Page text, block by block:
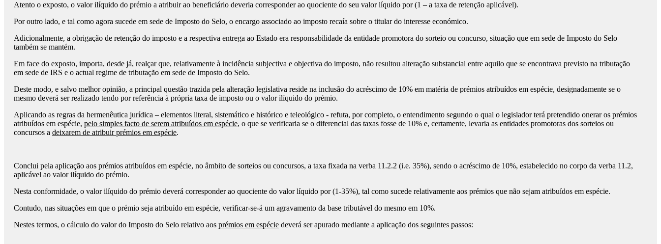
Atento o exposto, o valor ilíquido do prémio a atribuir ao beneficiário deveria corresponder ao quociente do seu valor líquido por (1 – a taxa de retenção aplicável).
Por outro lado, e tal como agora sucede em sede de Imposto do Selo, o encargo associado ao imposto recaía sobre o titular do interesse económico.
Adicionalmente, a obrigação de retenção do imposto e a respectiva entrega ao Estado era responsabilidade da entidade promotora do sorteio ou concurso, situação que em sede de Imposto do Selo
também se mantém.
Em face do exposto, importa, desde já, realçar que, relativamente à incidência subjectiva e objectiva do imposto, não resultou alteração substancial entre aquilo que se encontrava previsto na tributação
em sede de IRS e o actual regime de tributação em sede de Imposto do Selo.
Deste modo, e salvo melhor opinião, a principal questão trazida pela alteração legislativa reside na inclusão do acréscimo de 10% em matéria de prémios atribuídos em espécie, designadamente se o
mesmo deverá ser realizado tendo por referência à própria taxa de imposto ou o valor ilíquido do prémio.
Aplicando as regras da hermenêutica jurídica – elementos literal, sistemático e histórico e teleológico - refuta, por completo, o entendimento segundo o qual o legislador terá pretendido onerar os prémios
atribuídos em espécie, pelo simples facto de serem atribuídos em espécie, o que se verificaria se o diferencial das taxas fosse de 10% e, certamente, levaria as entidades promotoras dos sorteios ou
concursos a deixarem de atribuir prémios em espécie.
Conclui pela aplicação aos prémios atribuídos em espécie, no âmbito de sorteios ou concursos, a taxa fixada na verba 11.2.2 (i.e. 35%), sendo o acréscimo de 10%, estabelecido no corpo da verba 11.2,
aplicável ao valor ilíquido do prémio.
Nesta conformidade, o valor ilíquido do prémio deverá corresponder ao quociente do valor líquido por (1-35%), tal como sucede relativamente aos prémios que não sejam atribuídos em espécie.
Contudo, nas situações em que o prémio seja atribuído em espécie, verificar-se-á um agravamento da base tributável do mesmo em 10%.
Nestes termos, o cálculo do valor do Imposto do Selo relativo aos prémios em espécie deverá ser apurado mediante a aplicação dos seguintes passos: